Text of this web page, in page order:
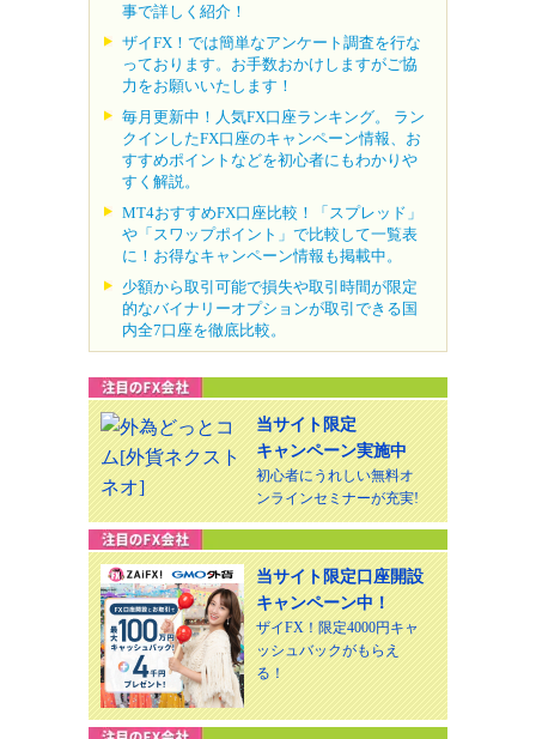
事で詳しく紹介！
ザイFX！では簡単なアンケート調査を行な
っております。お手数おかけしますがご協
力をお願いいたします！
毎月更新中！人気FX口座ランキング。 ラン
クインしたFX口座のキャンペーン情報、お
すすめポイントなどを初心者にもわかりや
すく解説。
MT4おすすめFX口座比較！「スプレッド」
や「スワップポイント」で比較して一覧表
に！お得なキャンペーン情報も掲載中。
少額から取引可能で損失や取引時間が限定
的なバイナリーオプションが取引できる国
内全7口座を徹底比較。
当サイト限定
キャンペーン実施中
初心者にうれしい無料オ
ンラインセミナーが充実!
当サイト限定口座開設
キャンペーン中！
ザイFX！限定4000円キャ
ッシュバックがもらえ
る！